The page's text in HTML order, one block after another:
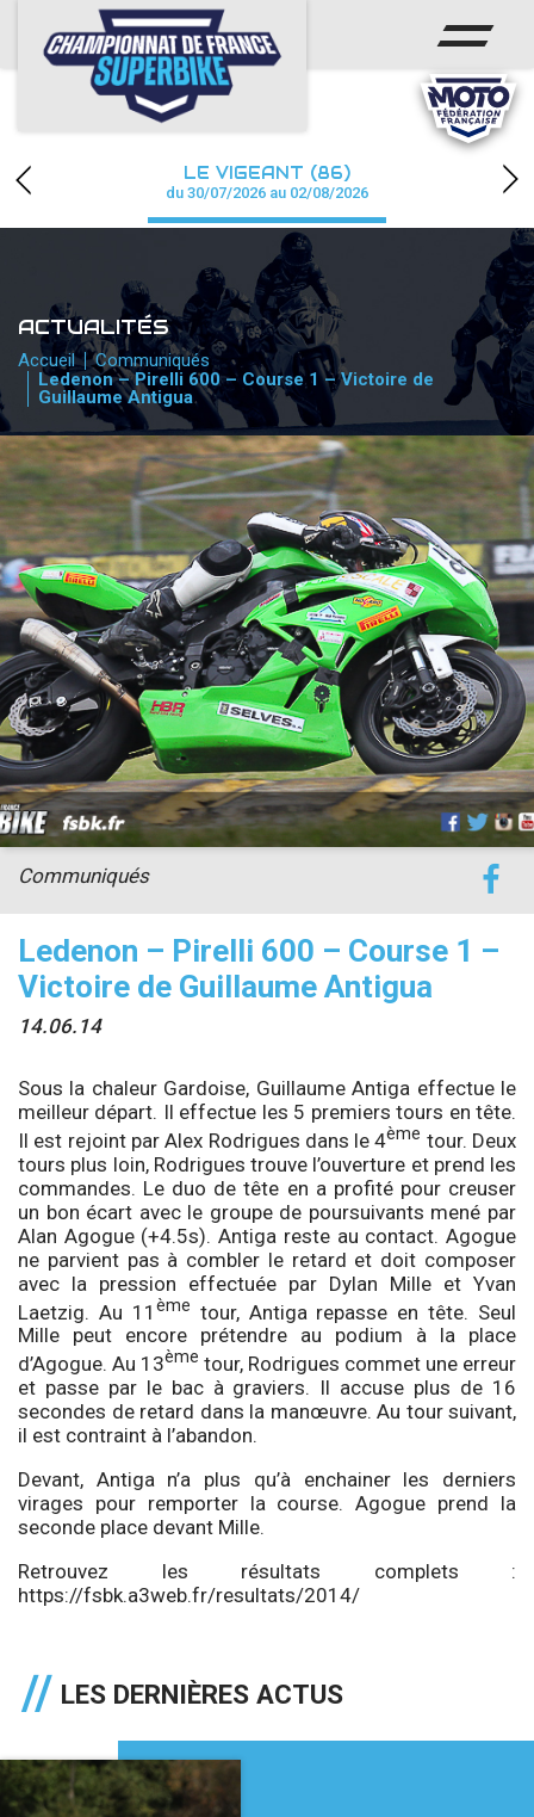
ACCUEIL
CHAMPIONNAT
CALENDRIER
PHOTOS / WEB TV
PARTENAIRES
PRESSE
PRESSE
accéder à la billetterie
LE VIGEANT (86)
du 30/07/2026 au 02/08/2026
ACTUALITÉS
Accueil
Communiqués
Ledenon – Pirelli 600 – Course 1 – Victoire de
Guillaume Antigua
Ledenon – Pirelli 600 – Course 1 –
Victoire de Guillaume Antigua
14.06.14
Communiqués
Sous la chaleur Gardoise, Guillaume Antiga effectue le
meilleur départ. Il effectue les 5 premiers tours en tête.
Il est rejoint par Alex Rodrigues dans le 4ème tour. Deux
tours plus loin, Rodrigues trouve l’ouverture et prend les
commandes. Le duo de tête en a profité pour creuser
un bon écart avec le groupe de poursuivants mené par
Alan Agogue (+4.5s). Antiga reste au contact. Agogue
ne parvient pas à combler le retard et doit composer
avec la pression effectuée par Dylan Mille et Yvan
Laetzig. Au 11 ème tour, Antiga repasse en tête. Seul
Mille peut encore prétendre au podium à la place
d’Agogue. Au 13ème tour, Rodrigues commet une erreur
et passe par le bac à graviers. Il accuse plus de 16
secondes de retard dans la manœuvre. Au tour suivant,
il est contraint à l’abandon.
Devant, Antiga n’a plus qu’à enchainer les derniers
virages pour remporter la course. Agogue prend la
seconde place devant Mille.
Retrouvez les résultats complets :
https://fsbk.a3web.fr/resultats/2014/
LES DERNIÈRES ACTUS